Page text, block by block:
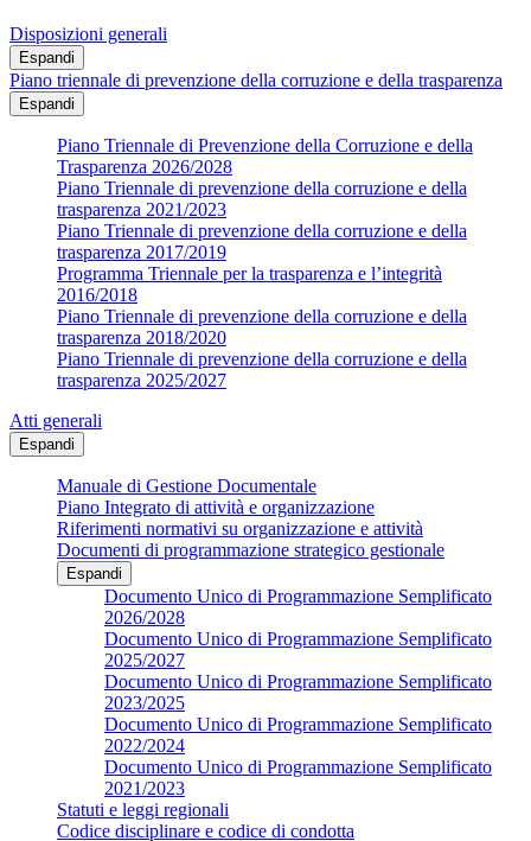
Disposizioni generali
Espandi
Piano triennale di prevenzione della corruzione e della trasparenza
Espandi
Piano Triennale di Prevenzione della Corruzione e della
Trasparenza 2026/2028
Piano Triennale di prevenzione della corruzione e della
trasparenza 2021/2023
Piano Triennale di prevenzione della corruzione e della
trasparenza 2017/2019
Programma Triennale per la trasparenza e l’integrità
2016/2018
Piano Triennale di prevenzione della corruzione e della
trasparenza 2018/2020
Piano Triennale di prevenzione della corruzione e della
trasparenza 2025/2027
Atti generali
Espandi
Manuale di Gestione Documentale
Piano Integrato di attività e organizzazione
Riferimenti normativi su organizzazione e attività
Documenti di programmazione strategico gestionale
Espandi
Documento Unico di Programmazione Semplificato
2026/2028
Documento Unico di Programmazione Semplificato
2025/2027
Documento Unico di Programmazione Semplificato
2023/2025
Documento Unico di Programmazione Semplificato
2022/2024
Documento Unico di Programmazione Semplificato
2021/2023
Statuti e leggi regionali
Codice disciplinare e codice di condotta